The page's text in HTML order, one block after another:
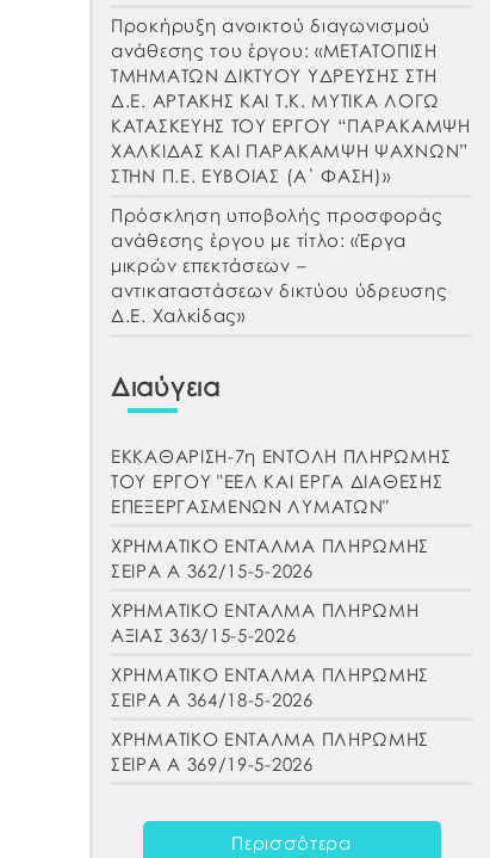
Προκήρυξη ανοικτού διαγωνισμού
ανάθεσης του έργου: «ΜΕΤΑΤΟΠΙΣΗ
ΤΜΗΜΑΤΩΝ ΔΙΚΤΥΟΥ ΥΔΡΕΥΣΗΣ ΣΤΗ
Δ.Ε. ΑΡΤΑΚΗΣ ΚΑΙ Τ.Κ. ΜΥΤΙΚΑ ΛΟΓΩ
ΚΑΤΑΣΚΕΥΗΣ ΤΟΥ ΕΡΓΟΥ “ΠΑΡΑΚΑΜΨΗ
ΧΑΛΚΙΔΑΣ ΚΑΙ ΠΑΡΑΚΑΜΨΗ ΨΑΧΝΩΝ”
ΣΤΗΝ Π.Ε. ΕΥΒΟΙΑΣ (Α΄ ΦΑΣΗ)»
Πρόσκληση υποβολής προσφοράς
ανάθεσης έργου με τίτλο: «Έργα
μικρών επεκτάσεων –
αντικαταστάσεων δικτύου ύδρευσης
Δ.Ε. Χαλκίδας»
Διαύγεια
ΕΚΚΑΘΑΡΙΣΗ-7η ΕΝΤΟΛΗ ΠΛΗΡΩΜΗΣ
ΤΟΥ ΕΡΓΟΥ "ΕΕΛ ΚΑΙ ΕΡΓΑ ΔΙΑΘΕΣΗΣ
ΕΠΕΞΕΡΓΑΣΜΕΝΩΝ ΛΥΜΑΤΩΝ"
ΧΡΗΜΑΤΙΚΟ ΕΝΤΑΛΜΑ ΠΛΗΡΩΜΗΣ
ΣΕΙΡΑ Α 362/15-5-2026
ΧΡΗΜΑΤΙΚΟ ΕΝΤΑΛΜΑ ΠΛΗΡΩΜΗ
ΑΞΙΑΣ 363/15-5-2026
ΧΡΗΜΑΤΙΚΟ ΕΝΤΑΛΜΑ ΠΛΗΡΩΜΗΣ
ΣΕΙΡΑ Α 364/18-5-2026
ΧΡΗΜΑΤΙΚΟ ΕΝΤΑΛΜΑ ΠΛΗΡΩΜΗΣ
ΣΕΙΡΑ Α 369/19-5-2026
Περισσότερα